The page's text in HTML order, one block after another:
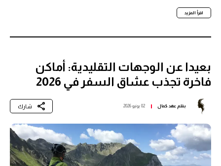
اقرأ المزيد
بعيدا عن الوجهات التقليدية: أماكن
فاخرة تجذب عشاق السفر في 2026
بقلمعهد كمال 02 يونيو 2026 شارك